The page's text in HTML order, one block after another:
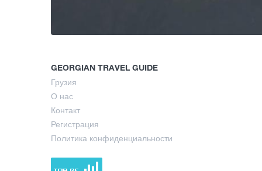
GEORGIAN TRAVEL GUIDE
Грузия
О нас
Контакт
Регистрация
Политика конфиденциальности